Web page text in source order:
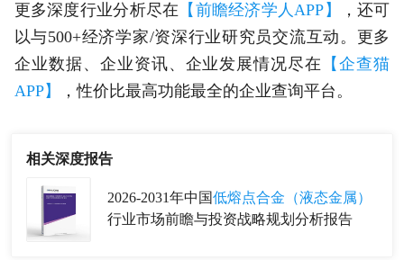
更多深度行业分析尽在 【前瞻经济学人APP】
，还可
以与500+经济学家/资深行业研究员交流互动。更多
企业数据、企业资讯、企业发展情况尽在
【企查猫
APP】
，性价比最高功能最全的企业查询平台。
相关深度报告
2026-2031年中国低熔点合金（液态金属）
行业市场前瞻与投资战略规划分析报告